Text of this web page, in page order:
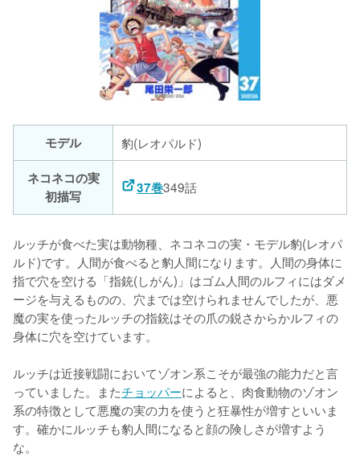
モデル
豹(レオパルド)
ネコネコの実
初描写
37巻349話
ルッチが食べた実は動物種、ネコネコの実・モデル豹(レオパ
ルド)です。人間が食べると豹人間になります。人間の身体に
指で穴を空ける「指銃(しがん)」はゴム人間のルフィにはダメ
ージを与えるものの、穴までは空けられませんでしたが、悪
魔の実を使ったルッチの指銃はその爪の鋭さからかルフィの
身体に穴を空けています。
ルッチは近接戦闘においてゾオン系こそが最強の能力だと言
っていました。またチョッパーによると、肉食動物のゾオン
系の特徴として悪魔の実の力を使うと狂暴性が増すといいま
す。確かにルッチも豹人間になると顔の険しさが増すよう
な。